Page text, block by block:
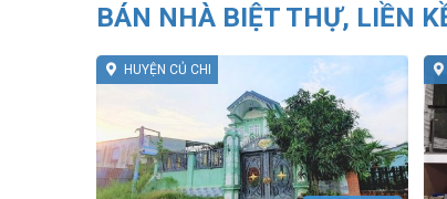
BÁN NHÀ BIỆT THỰ, LIỀN
HUYỆN CỦ CHI